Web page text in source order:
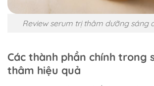
Review serum trị thâm dưỡng sáng
Các thành phần chính trong
thâm hiệu quả